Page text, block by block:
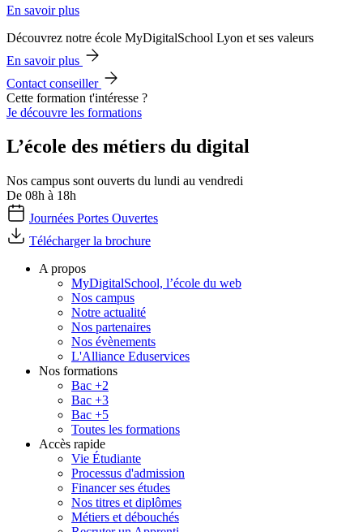
En savoir plus
Découvrez notre école MyDigitalSchool Lyon et ses valeurs
En savoir plus
Contact conseiller
Cette formation t'intéresse ?
Je découvre les formations
L’école des métiers du digital
Nos campus sont ouverts du lundi au vendredi
De 08h à 18h
Journées Portes Ouvertes
Télécharger la brochure
A propos
MyDigitalSchool, l’école du web
Nos campus
Notre actualité
Nos partenaires
Nos évènements
L'Alliance Eduservices
Nos formations
Bac +2
Bac +3
Bac +5
Toutes les formations
Accès rapide
Vie Étudiante
Processus d'admission
Financer ses études
Nos titres et diplômes
Métiers et débouchés